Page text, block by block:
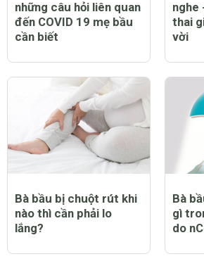
những câu hỏi liên quan
đến COVID 19 mẹ bầu
cần biết
nghe
thai
vời
Bà bầu bị chuột rút khi
nào thì cần phải lo
lắng?
Bà
gì
do